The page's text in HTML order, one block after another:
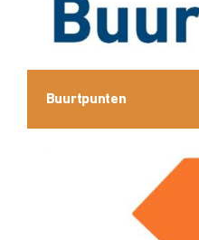
Buurtpunten